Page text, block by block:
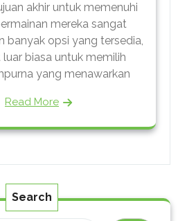
akhir untuk memenuhi
mereka sangat
banyak opsi yang tersedia,
luar biasa untuk memilih
yang menawarkan
Read More
Search